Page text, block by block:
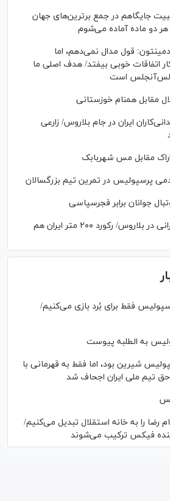
جایگاهم در جمع برترین‌های جهان
دو ماده آماده می‌شوم
قول مدال نمی‌دهم، اما
اتفاقات خوبی بیفتد/ هدف اصلی ما
لس‌آنجلس است
مقابل همنام خوزستانی
ایران در جام بلاروس/ زارعی
مقابل مس شهربابک
پرسپولیس در تمرین تیم بزرگسالان
جوانان برابر فجرسپاسی
آتش‌بازی دونده ایرانی در بلاروس/ رکورد ۲۰۰ متر ایران هم
فقط برای بُرد بازی می‌کنیم/
به الطلبه پیوست
شیرین بود، اما فقط به قهرمانی با
حق تیم ملی ایران اجحاف شد
رضا را به خانه استقلال تبدیل می‌کنیم/